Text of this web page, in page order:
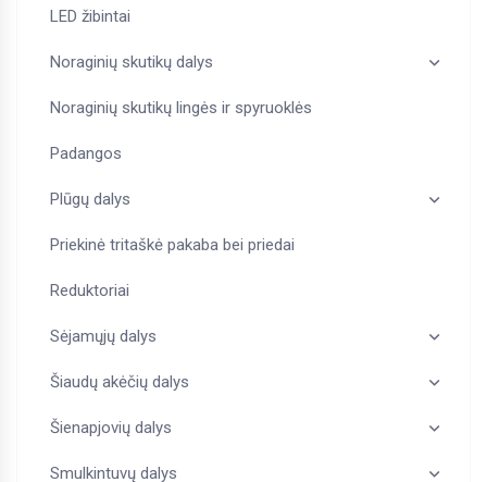
LED žibintai
Noraginių skutikų dalys
Noraginių skutikų lingės ir spyruoklės
Padangos
Plūgų dalys
Priekinė tritaškė pakaba bei priedai
Reduktoriai
Sėjamųjų dalys
Šiaudų akėčių dalys
Šienapjovių dalys
Smulkintuvų dalys